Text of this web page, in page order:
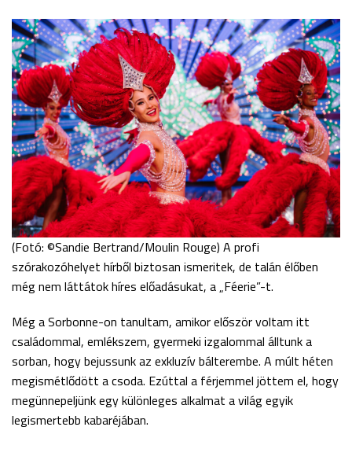
(Fotó: ©Sandie Bertrand/Moulin Rouge) A profi
szórakozóhelyet hírből biztosan ismeritek, de talán élőben
még nem láttátok híres előadásukat, a „Féerie”-t.
Még a Sorbonne-on tanultam, amikor először voltam itt
családommal, emlékszem, gyermeki izgalommal álltunk a
sorban, hogy bejussunk az exkluzív bálterembe. A múlt héten
megismétlődött a csoda. Ezúttal a férjemmel jöttem el, hogy
megünnepeljünk egy különleges alkalmat a világ egyik
legismertebb kabaréjában.